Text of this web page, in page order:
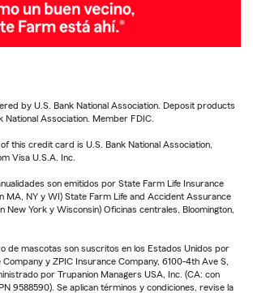
by U.S. Bank National Association. Deposit products
National Association. Member FDIC.
this credit card is U.S. Bank National Association,
Visa U.S.A. Inc.
son emitidos por State Farm Life Insurance
MA, NY y WI) State Farm Life and Accident Assurance
New York y Wisconsin) Oficinas centrales, Bloomington,
de mascotas son suscritos en los Estados Unidos por
y ZPIC Insurance Company, 6100-4th Ave S,
por Trupanion Managers USA, Inc. (CA: con
9588590). Se aplican términos y condiciones, revise la